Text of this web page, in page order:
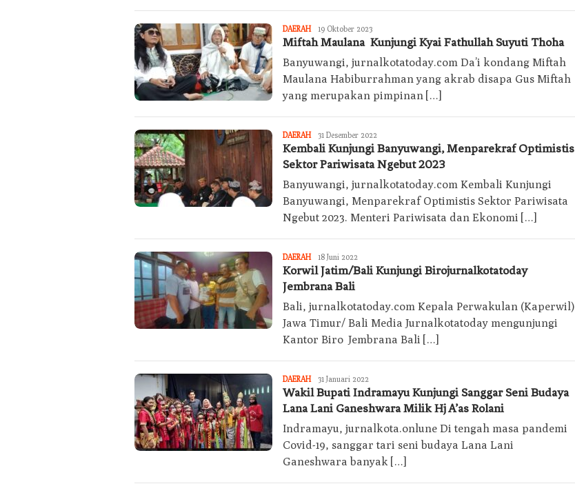
DAERAHJurnalkotatoday
19 Oktober 2023
Miftah Maulana Kunjungi Kyai Fathullah Suyuti Thoha
Banyuwangi, jurnalkotatoday.com Da’i kondang Miftah
Maulana Habiburrahman yang akrab disapa Gus Miftah
yang merupakan pimpinan […]
DAERAHJurnalkotatoday
31 Desember 2022
Kembali Kunjungi Banyuwangi, Menparekraf Optimistis
Sektor Pariwisata Ngebut 2023
Banyuwangi, jurnalkotatoday.com Kembali Kunjungi
Banyuwangi, Menparekraf Optimistis Sektor Pariwisata
Ngebut 2023. Menteri Pariwisata dan Ekonomi […]
DAERAHJurnalkotatoday
18 Juni 2022
Korwil Jatim/Bali Kunjungi Birojurnalkotatoday
Jembrana Bali
Bali, jurnalkotatoday.com Kepala Perwakulan (Kaperwil)
Jawa Timur/ Bali Media Jurnalkotatoday mengunjungi
Kantor Biro Jembrana Bali […]
DAERAHRedaksi
Jurnal
Today
31 Januari 2022
Wakil Bupati Indramayu Kunjungi Sanggar Seni Budaya
Lana Lani Ganeshwara Milik Hj A’as Rolani
Indramayu, jurnalkota.onlune Di tengah masa pandemi
Covid-19, sanggar tari seni budaya Lana Lani
Ganeshwara banyak […]